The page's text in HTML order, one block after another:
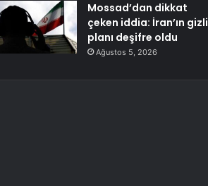
Mossad’dan dikkat
çeken iddia: İran’ın gizli
planı deşifre oldu
Ağustos 5, 2026